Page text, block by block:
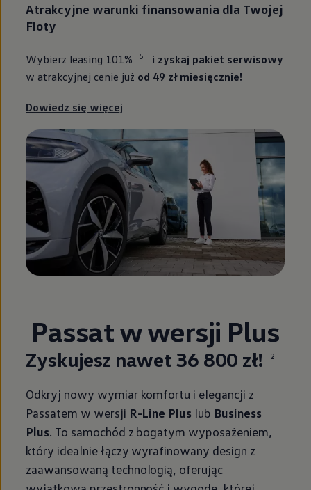
Atrakcyjne warunki finansowania dla Twojej
Floty
Wybierz leasing 101% 5 i zyskaj pakiet serwisowy
w atrakcyjnej cenie już od 49 zł miesięcznie!
Dowiedz się więcej
Passat w wersji Plus
Zyskujesz nawet 36 800 zł! 2
Odkryj nowy wymiar komfortu i elegancji z
Passatem w wersji R-Line Plus lub Business
Plus. To samochód z bogatym wyposażeniem,
który idealnie łączy wyrafinowany design z
zaawansowaną technologią, oferując